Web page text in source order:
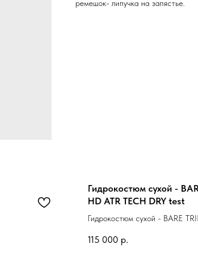
ремешок- липучка на запястье.
Гидрокостюм сухой -
HD ATR TECH DRY test
Гидрокостюм сухой - BARE
115 000 р.